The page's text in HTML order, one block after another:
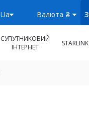
Ua Валюта ₴
СУПУТНИКОВИЙ
ІНТЕРНЕТ
STARLINK